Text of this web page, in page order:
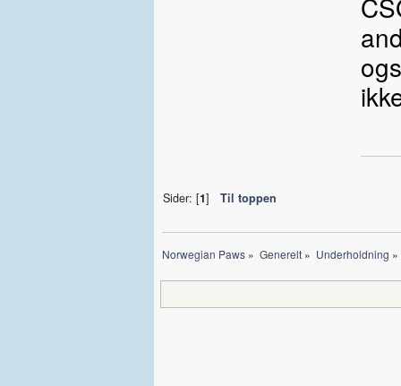
Sider: [1] Til toppen
Norwegian Paws » Generelt» Underholdning »